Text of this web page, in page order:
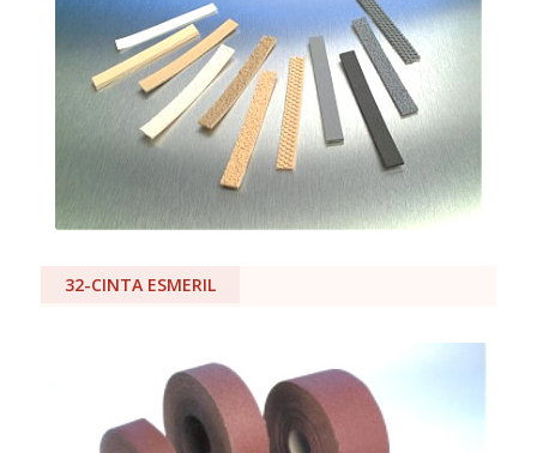
32-CINTA ESMERIL